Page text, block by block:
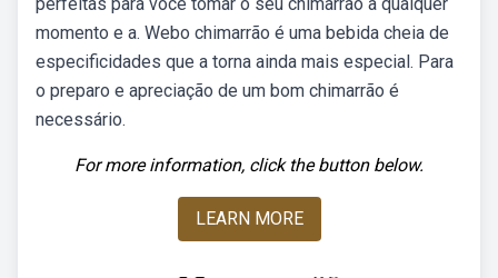
momento e a. Webo chimarrão é uma bebida cheia de
especificidades que a torna ainda mais especial. Para
o preparo e apreciação de um bom chimarrão é
necessário.
For more information, click the button below.
LEARN MORE